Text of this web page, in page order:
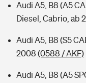
Audi A5, B8 (A5
Diesel, Cabrio, ab
Audi A5, B8 (S5
2008 (0588 / AKF)
Audi A5, B8 (A5